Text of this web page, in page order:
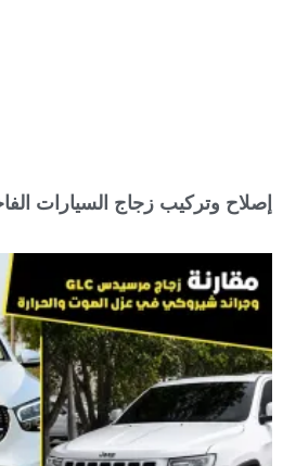
إصلاح وتركيب زجاج السيارات